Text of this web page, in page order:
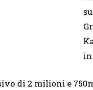
in
di 2 milioni e